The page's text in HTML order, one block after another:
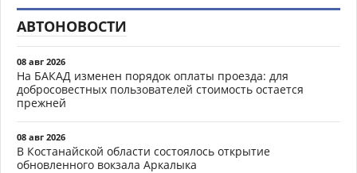
АВТОНОВОСТИ
08 авг 2026
На БАКАД изменен порядок оплаты проезда: для
добросовестных пользователей стоимость остается
прежней
08 авг 2026
В Костанайской области состоялось открытие
обновленного вокзала Аркалыка